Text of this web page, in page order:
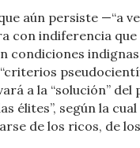
aún persiste —“a
con indiferencia
condiciones
a la “solución”
élites”, según la
de los ricos, de